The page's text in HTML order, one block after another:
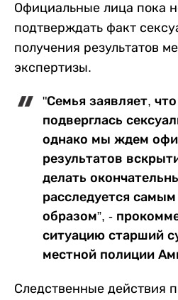
Официальные лица пока
подтверждать факт
получения результатов
экспертизы.
"Семья заявляет,
подверглась
однако мы ждем
результатов
делать
расследуется
образом”, -
ситуацию старший
местной полиции
Следственные действия